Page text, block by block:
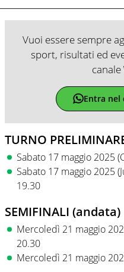
Vuoi essere sempre
sport, risultati ed
canale
Entra nel
TURNO
Sabato 17 maggio 2025
Sabato 17 maggio 2025
19.30
SEMIFINALI (andata)
Mercoledì 21 maggio
20.30
Mercoledì 21 maggio